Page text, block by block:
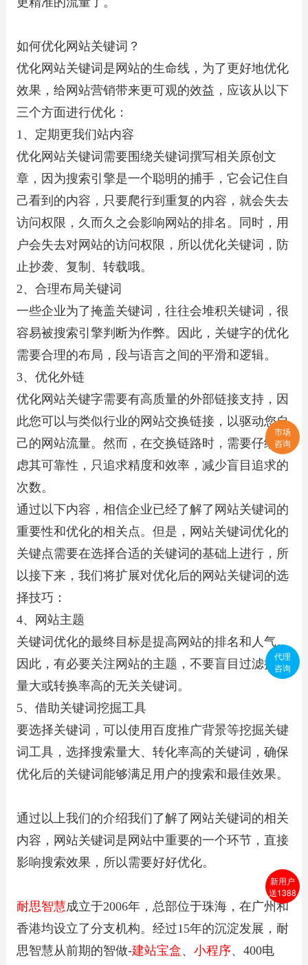
如何优化网站关键词？
优化网站关键词是网站的生命线，为了更好地优化
效果，给网站营销带来更可观的效益，应该从以下
三个方面进行优化：
1、定期更我们站内容
优化网站关键词需要围绕关键词撰写相关原创文
章，因为搜索引擎是一个聪明的捕手，它会记住自
己看到的内容，只要爬行到重复的内容，就会失去
访问权限，久而久之会影响网站的排名。同时，用
户会失去对网站的访问权限，所以优化关键词，防
止抄袭、复制、转载哦。
2、合理布局关键词
一些企业为了掩盖关键词，往往会堆积关键词，很
容易被搜索引擎判断为作弊。因此，关键字的优化
需要合理的布局，段与语言之间的平滑和逻辑。
3、优化外链
优化网站关键字需要有高质量的外部链接支持，因
此您可以与类似行业的网站交换链接，以驱动您自
己的网站流量。然而，在交换链路时，需要仔细考
虑其可靠性，只追求精度和效率，减少盲目追求的
次数。
通过以下内容，相信企业已经了解了网站关键词的
重要性和优化的相关点。但是，网站关键词优化的
关键点需要在选择合适的关键词的基础上进行，所
以接下来，我们将扩展对优化后的网站关键词的选
择技巧：
4、网站主题
关键词优化的最终目标是提高网站的排名和人气。
因此，有必要关注网站的主题，不要盲目过滤搜索
量大或转换率高的无关关键词。
5、借助关键词挖掘工具
要选择关键词，可以使用百度推广背景等挖掘关键
词工具，选择搜索量大、转化率高的关键词，确保
优化后的关键词能够满足用户的搜索和最佳效果。
通过以上我们的介绍我们了解了网站关键词的相关
内容，网站关键词是网站中重要的一个环节，直接
影响搜索效果，所以需要好好优化。
耐思智慧成立于2006年，总部位于珠海，在广州和
香港均设立了分支机构。经过15年的沉淀发展，耐
思智慧从前期的智做-建站宝盒、 小程序、400电
市场
咨询
代理
咨询
新用户
送1388